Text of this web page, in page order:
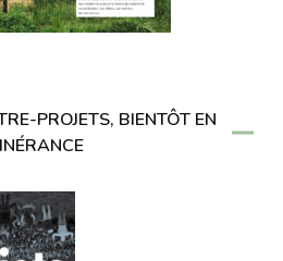
PROJETS, BIENTÔT EN